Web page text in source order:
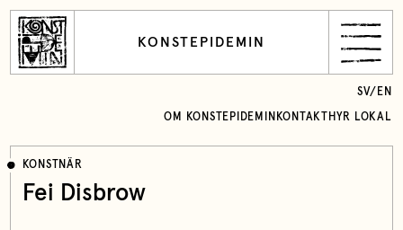
KONSTEPIDEMIN
OM KONSTEPIDEMIN KONTAKT HYR LOKAL
SV/ EN
KONSTNÄR
Fei Disbrow